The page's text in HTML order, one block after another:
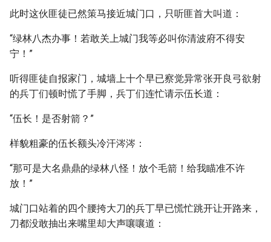
此时这伙匪徒已然策马接近城门口，只听匪首大叫道：
“绿林八杰办事！若敢关上城门我等必叫你清波府不得安
宁！”
听得匪徒自报家门，城墙上十个早已察觉异常张开良弓欲射
的兵丁们顿时慌了手脚，兵丁们连忙请示伍长道：
“伍长！是否射箭？”
样貌粗豪的伍长额头冷汗涔涔：
“那可是大名鼎鼎的绿林八怪！放个毛箭！给我瞄准不许
放！”
城门口站着的四个腰挎大刀的兵丁早已慌忙跳开让开路来，
刀都没敢抽出来嘴里却大声嚷嚷道：